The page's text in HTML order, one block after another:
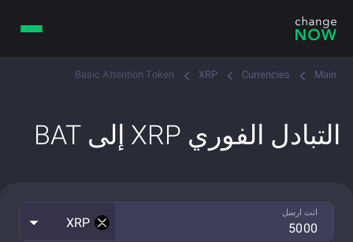
Main
Currencies
XRP
Basic Attention Token
التبادل الفوري XRP إلى BAT
انت ارسل
XRP